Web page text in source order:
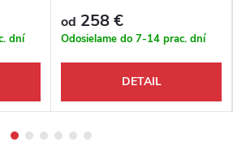
dní
od 258 €
Odosielame do 7-14 prac. dní
DETAIL